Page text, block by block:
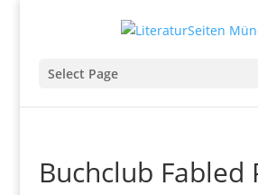
Select Page
Buchclub Fabled